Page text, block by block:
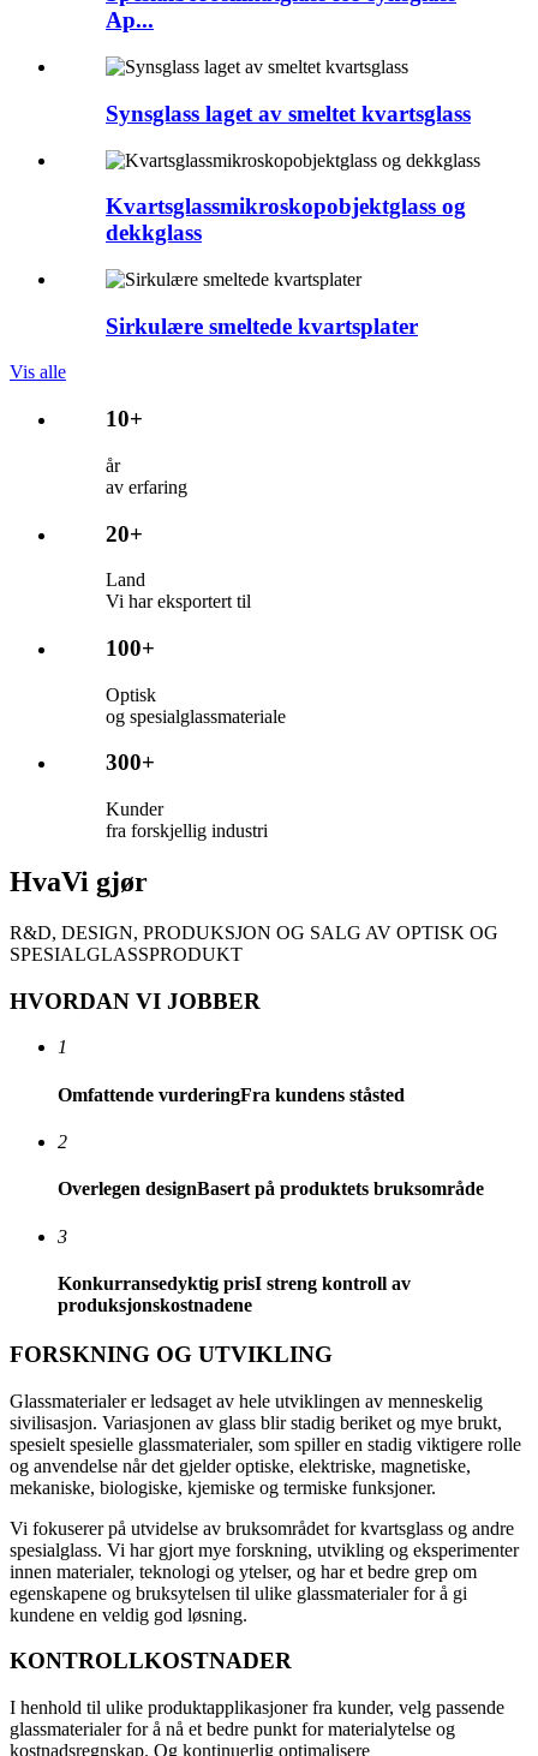
Ap...
Synsglass laget av smeltet kvartsglass
Kvartsglassmikroskopobjektglass og
dekkglass
Sirkulære smeltede kvartsplater
Vis alle
10+
år
av erfaring
20+
Land
Vi har eksportert til
100+
Optisk
og spesialglassmateriale
300+
Kunder
fra forskjellig industri
HvaVi gjør
R&D, DESIGN, PRODUKSJON OG SALG AV OPTISK OG
SPESIALGLASSPRODUKT
HVORDAN VI JOBBER
1
Omfattende vurderingFra kundens ståsted
2
Overlegen designBasert på produktets bruksområde
3
Konkurransedyktig prisI streng kontroll av
produksjonskostnadene
FORSKNING OG UTVIKLING
Glassmaterialer er ledsaget av hele utviklingen av menneskelig
sivilisasjon. Variasjonen av glass blir stadig beriket og mye brukt,
spesielt spesielle glassmaterialer, som spiller en stadig viktigere rolle
og anvendelse når det gjelder optiske, elektriske, magnetiske,
mekaniske, biologiske, kjemiske og termiske funksjoner.
Vi fokuserer på utvidelse av bruksområdet for kvartsglass og andre
spesialglass. Vi har gjort mye forskning, utvikling og eksperimenter
innen materialer, teknologi og ytelser, og har et bedre grep om
egenskapene og bruksytelsen til ulike glassmaterialer for å gi
kundene en veldig god løsning.
KONTROLLKOSTNADER
I henhold til ulike produktapplikasjoner fra kunder, velg passende
glassmaterialer for å nå et bedre punkt for materialytelse og
kostnadsregnskap. Og kontinuerlig optimalisere